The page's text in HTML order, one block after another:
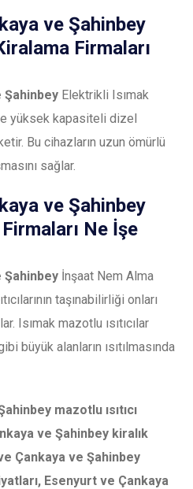
ve Şahinbey
Firmaları
Şahinbey Elektrikli Isımak
yüksek kapasiteli dizel
Bu cihazların uzun ömürlü
sağlar.
ve Şahinbey
Ne İşe
Şahinbey İnşaat Nem Alma
taşınabilirliği onları
Isımak mazotlu ısıtıcılar
büyük alanların ısıtılmasında
mazotlu ısıtıcı
ve Şahinbey kiralık
Çankaya ve Şahinbey
Esenyurt ve Çankaya